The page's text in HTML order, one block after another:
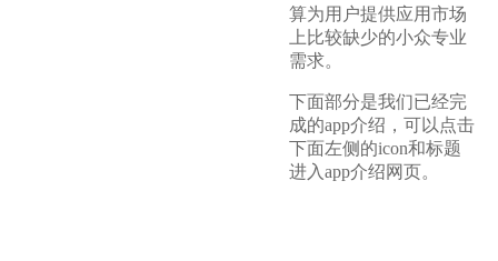
算为用户提供应用市场
上比较缺少的小众专业
需求。
下面部分是我们已经完
成的app介绍，可以点击
下面左侧的icon和标题
进入app介绍网页。